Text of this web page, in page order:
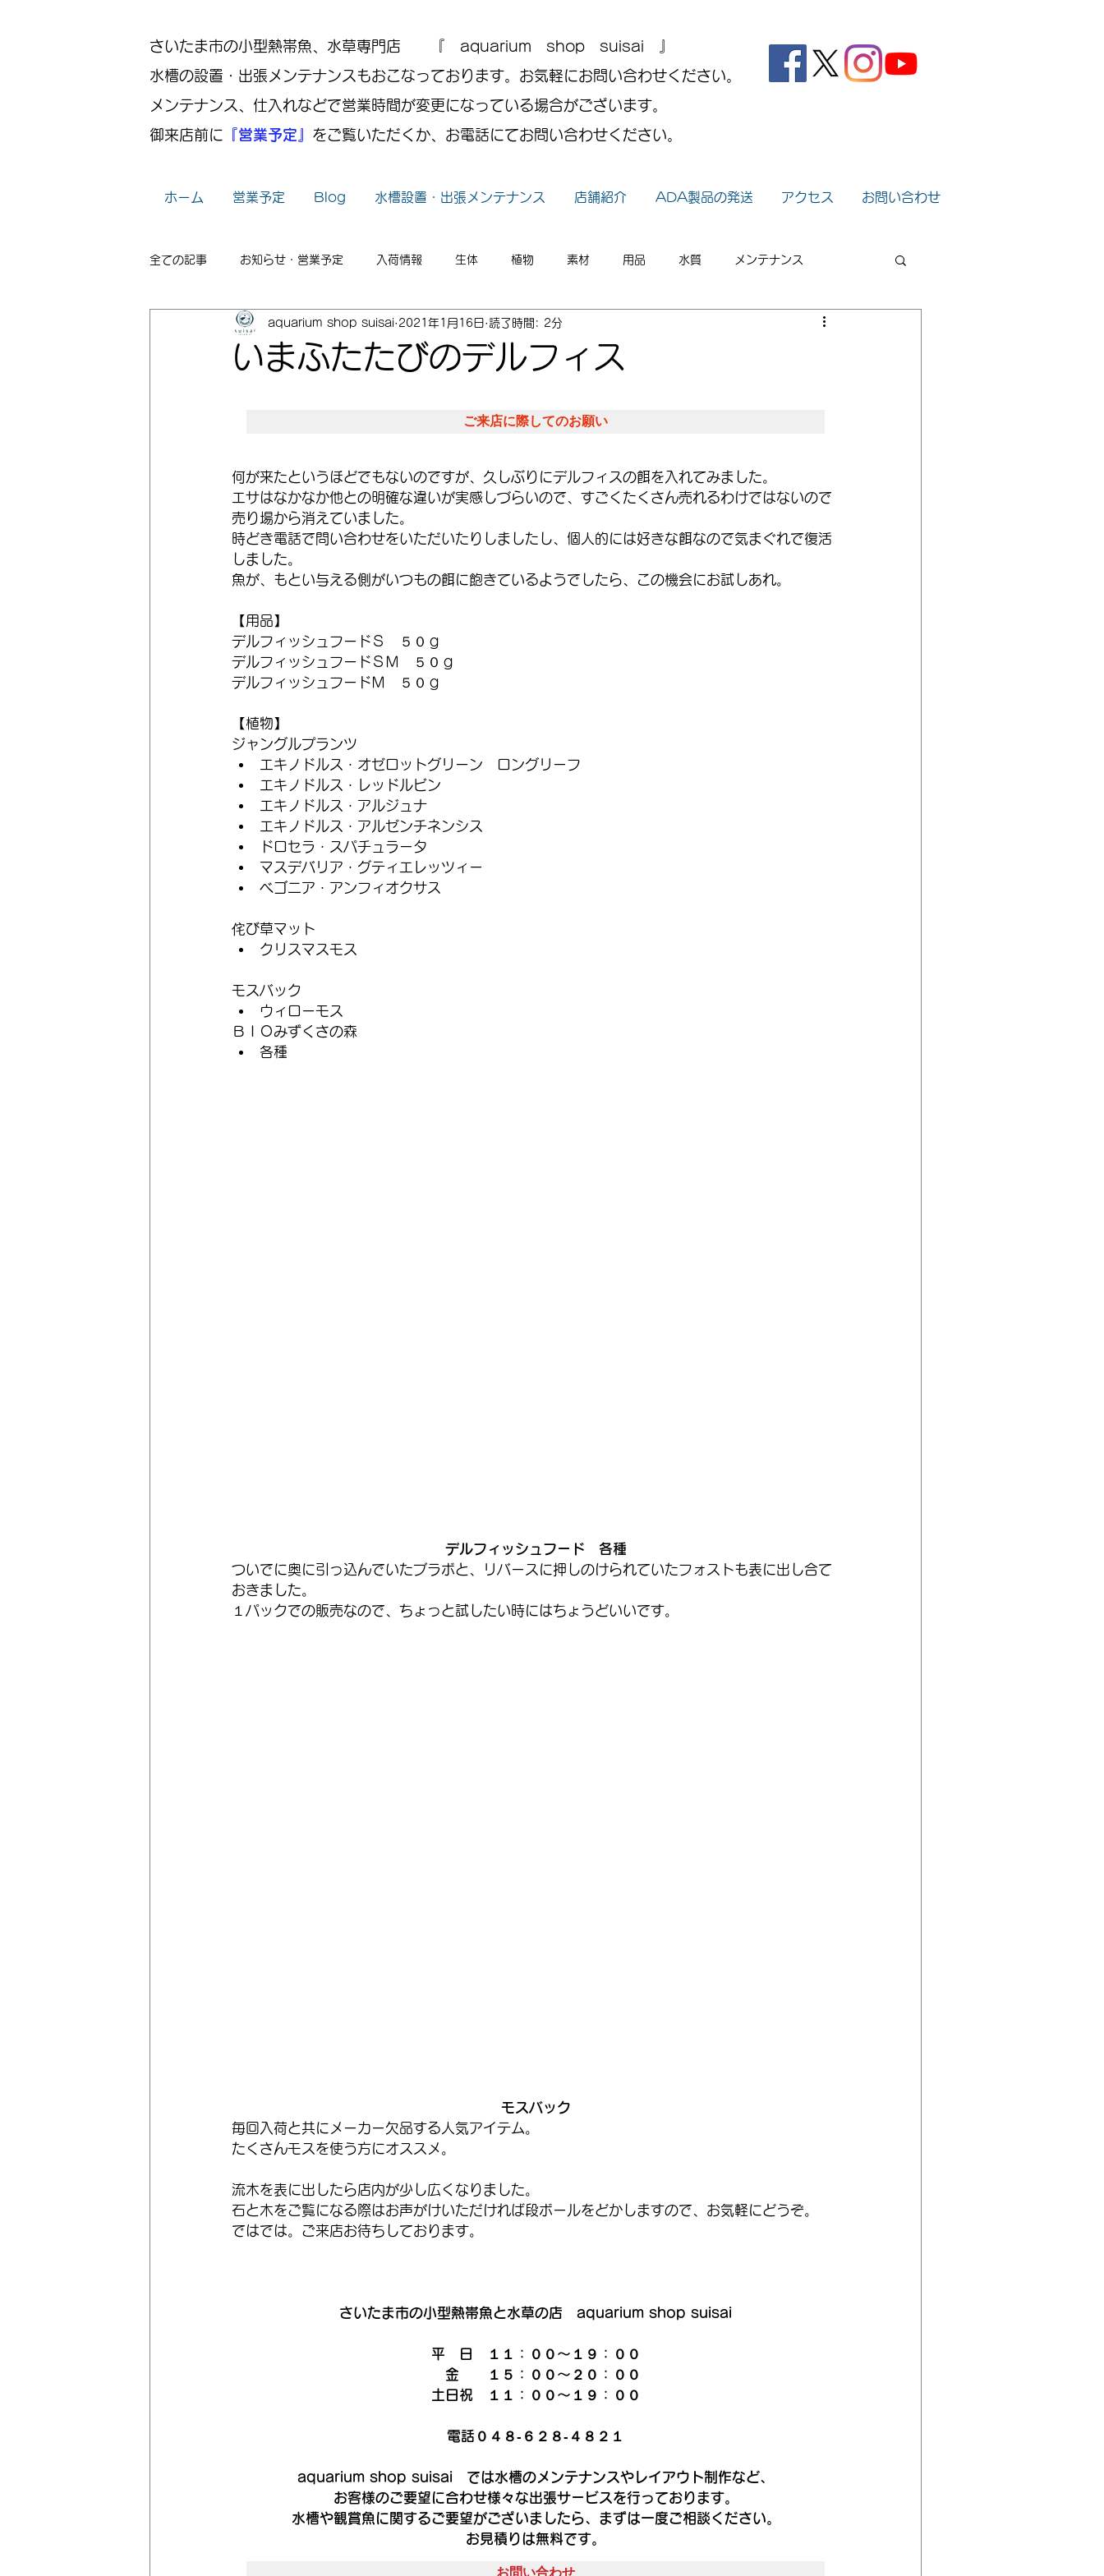
さいたま市の小型熱帯魚、水草専門店 『 aquarium shop suisai 』
水槽の設置・出張メンテナンスもおこなっております。お気軽にお問い合わせください。
メンテナンス、仕入れなどで営業時間が変更になっている場合がございます。
御来店前に 『営業予定』 をご覧いただくか、お電話にてお問い合わせください。
ホーム 営業予定 Blog 水槽設置・出張メンテナンス 店舗紹介 ADA製品の発送 アクセス お問い合わせ
全ての記事 お知らせ・営業予定 入荷情報 生体 植物 素材 用品 水質 メンテナンス
レイアウト 出張メンテナンス 小ネタ 2026年 2025年
いまふたたびのデルフィス
aquarium shop suisai 2021年1月16日 読了時間: 2分
ご来店に際してのお願い
何が来たというほどでもないのですが、久しぶりにデルフィスの餌を入れてみました。
エサはなかなか他との明確な違いが実感しづらいので、すごくたくさん売れるわけではないので
売り場から消えていました。
時どき電話で問い合わせをいただいたりしましたし、個人的には好きな餌なので気まぐれで復活
しました。
魚が、もとい与える側がいつもの餌に飽きているようでしたら、この機会にお試しあれ。
【用品】
デルフィッシュフードＳ　５０ｇ
デルフィッシュフードＳＭ　５０ｇ
デルフィッシュフードＭ　５０ｇ
【植物】
ジャングルプランツ
エキノドルス・オゼロットグリーン　ロングリーフ
エキノドルス・レッドルビン
エキノドルス・アルジュナ
エキノドルス・アルゼンチネンシス
ドロセラ・スパチュラータ
マスデバリア・グティエレッツィー
ベゴニア・アンフィオクサス
侘び草マット
クリスマスモス
モスバック
ウィローモス
ＢＩＯみずくさの森
各種
デルフィッシュフード　各種
ついでに奥に引っ込んでいたブラボと、リバースに押しのけられていたフォストも表に出し合て
おきました。
１パックでの販売なので、ちょっと試したい時にはちょうどいいです。
モスバック
毎回入荷と共にメーカー欠品する人気アイテム。
たくさんモスを使う方にオススメ。
流木を表に出したら店内が少し広くなりました。
石と木をご覧になる際はお声がけいただければ段ボールをどかしますので、お気軽にどうぞ。
ではでは。ご来店お待ちしております。
さいたま市の小型熱帯魚と水草の店　aquarium shop suisai
平　日　１１：００～１９：００
金　　１５：００～２０：００
土日祝　１１：００～１９：００
電話０４８‐６２８‐４８２１
aquarium shop suisai　では水槽のメンテナンスやレイアウト制作など、
お客様のご要望に合わせ様々な出張サービスを行っております。
水槽や観賞魚に関するご要望がございましたら、まずは一度ご相談ください。
お見積りは無料です。
お問い合わせ